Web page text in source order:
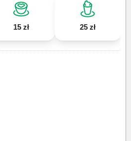
15 zł 25 zł